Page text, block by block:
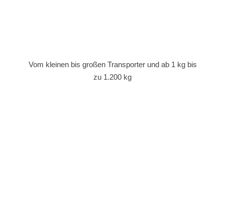
Vom kleinen bis großen Transporter und ab 1 kg bis
zu 1.200 kg